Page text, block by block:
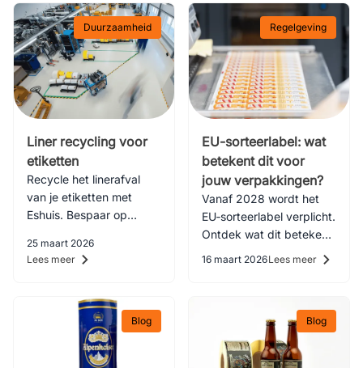
Duurzaamheid
Liner recycling voor
etiketten
Recycle het linerafval
van je etiketten met
Eshuis. Bespaar op
stap richting circulaire
25 maart 2026
Lees meer
Regelgeving
EU-sorteerlabel: wat
betekent dit voor
jouw verpakkingen?
Vanaf 2028 wordt het
EU‑sorteerlabel verplicht.
Ontdek wat dit betekent
16 maart 2026Lees meer
Blog Blog